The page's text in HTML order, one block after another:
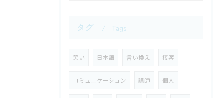
タグ Tags
笑い 日本語 言い換え 接客
コミュニケーション 講師 個人